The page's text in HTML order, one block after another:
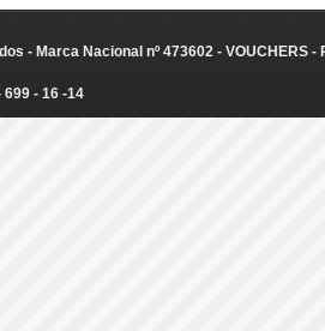
- Marca Nacional nº 473602 - VOUCHERS
- 16 -14